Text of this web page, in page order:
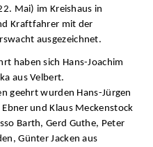
Mai) im Kreishaus in
Kraftfahrer mit der
ausgezeichnet.
haben sich Hans-Joachim
aus Velbert.
geehrt wurden Hans-Jürgen
und Klaus Meckenstock
Barth, Gerd Guthe, Peter
Günter Jacken aus